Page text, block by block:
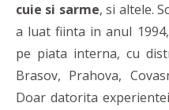
cuie si sarme, si altele.
a luat fiinta in anul
pe piata interna, cu
Brasov, Prahova,
Doar datorita